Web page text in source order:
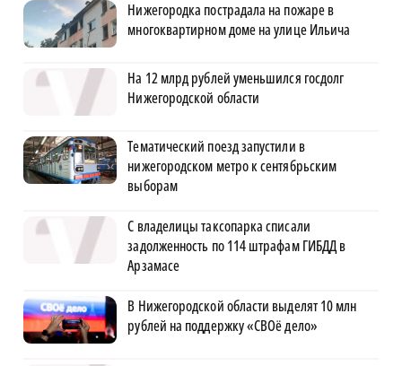
Нижегородка пострадала на пожаре в
многоквартирном доме на улице Ильича
На 12 млрд рублей уменьшился госдолг
Нижегородской области
Тематический поезд запустили в
нижегородском метро к сентябрьским
выборам
С владелицы таксопарка списали
задолженность по 114 штрафам ГИБДД в
Арзамасе
В Нижегородской области выделят 10 млн
рублей на поддержку «СВОё дело»